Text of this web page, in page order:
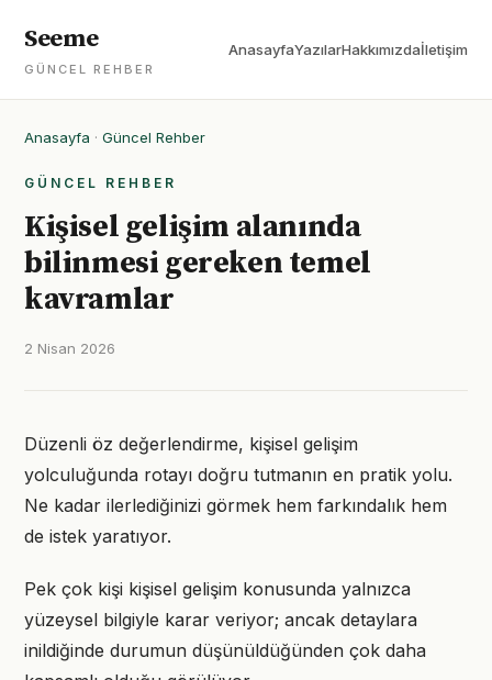
Seeme
GÜNCEL REHBER
AnasayfaYazılarHakkımızdaİletişim
Anasayfa · Güncel Rehber
GÜNCEL REHBER
Kişisel gelişim alanında
bilinmesi gereken temel
kavramlar
2 Nisan 2026
Düzenli öz değerlendirme, kişisel gelişim
yolculuğunda rotayı doğru tutmanın en pratik yolu.
Ne kadar ilerlediğinizi görmek hem farkındalık hem
de istek yaratıyor.
Pek çok kişi kişisel gelişim konusunda yalnızca
yüzeysel bilgiyle karar veriyor; ancak detaylara
inildiğinde durumun düşünüldüğünden çok daha